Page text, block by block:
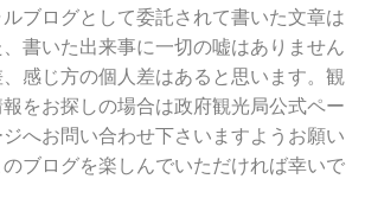
ブログとして委託されて書いた文章は
書いた出来事に一切の嘘はありません
感じ方の個人差はあると思います。観
をお探しの場合は政府観光局公式ペー
へお問い合わせ下さいますようお願い
ブログを楽しんでいただければ幸いで